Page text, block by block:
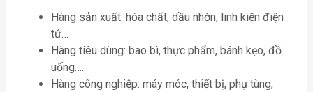
Hàng sản xuất: hóa chất, dầu nhờn, linh kiện điện
tử…
Hàng tiêu dùng: bao bì, thực phẩm, bánh kẹo, đồ
uống….
Hàng công nghiệp: máy móc, thiết bị, phụ tùng,